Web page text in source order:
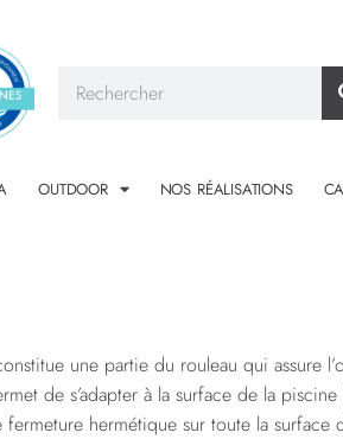
OUTDOOR NOS RÉALISATIONS
une partie du rouleau qui assure
de s’adapter à la surface de la
hermétique sur toute la surface